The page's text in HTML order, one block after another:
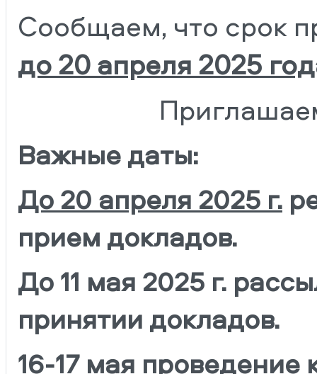
Сообщаем, что срок
до 20 апреля 2025
Важные даты:
До 20 апреля 2025 г.
прием докладов.
До 11 мая 2025 г.
принятии докладов.
16-17 мая